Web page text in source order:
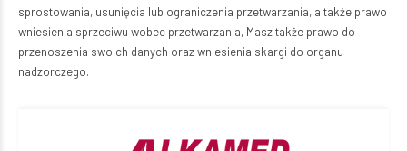
sprostowania, usunięcia lub ograniczenia przetwarzania, a także prawo
wniesienia sprzeciwu wobec przetwarzania, Masz także prawo do
przenoszenia swoich danych oraz wniesienia skargi do organu
nadzorczego.